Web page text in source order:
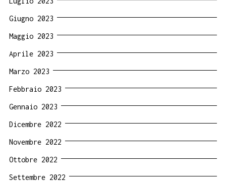
Giugno 2023
Maggio 2023
Aprile 2023
Marzo 2023
Febbraio 2023
Gennaio 2023
Dicembre 2022
Novembre 2022
Ottobre 2022
Settembre 2022